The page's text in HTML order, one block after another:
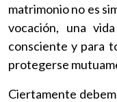
matrimonio no es
vocación, una
consciente y para
protegerse
Ciertamente